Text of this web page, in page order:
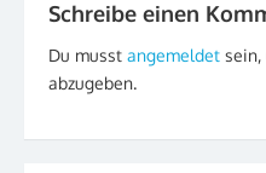
Schreibe einen
Du musst angemeldet sein,
abzugeben.